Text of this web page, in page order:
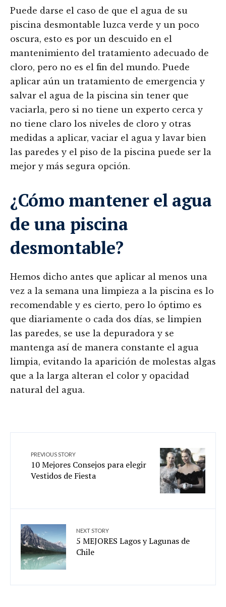
Puede darse el caso de que el agua de su
piscina desmontable luzca verde y un poco
oscura, esto es por un descuido en el
mantenimiento del tratamiento adecuado de
cloro, pero no es el fin del mundo. Puede
aplicar aún un tratamiento de emergencia y
salvar el agua de la piscina sin tener que
vaciarla, pero si no tiene un experto cerca y
no tiene claro los niveles de cloro y otras
medidas a aplicar, vaciar el agua y lavar bien
las paredes y el piso de la piscina puede ser la
mejor y más segura opción.
¿Cómo mantener el agua
de una piscina
desmontable?
Hemos dicho antes que aplicar al menos una
vez a la semana una limpieza a la piscina es lo
recomendable y es cierto, pero lo óptimo es
que diariamente o cada dos días, se limpien
las paredes, se use la depuradora y se
mantenga así de manera constante el agua
limpia, evitando la aparición de molestas algas
que a la larga alteran el color y opacidad
natural del agua.
PREVIOUS STORY
10 Mejores Consejos para elegir
Vestidos de Fiesta
NEXT STORY
5 MEJORES Lagos y Lagunas de
Chile